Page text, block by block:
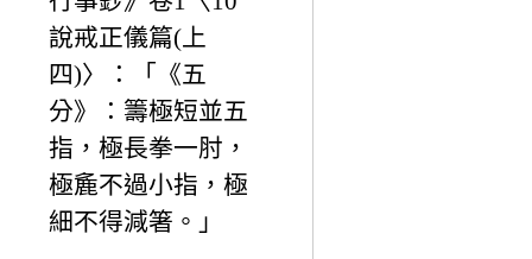
說戒正儀篇(上
四)〉：「《五
分》：籌極短並五
指，極長拳一肘，
極麁不過小指，極
細不得減箸。」